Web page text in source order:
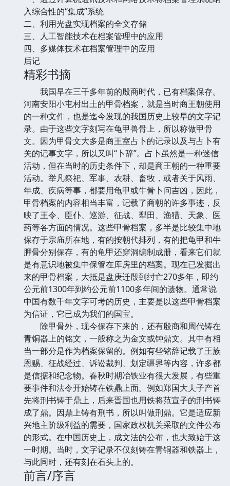
入综合性的“集成”系统
二、利用光盘实现档案的全文存储
三、人工智能技术在档案管理中的应用
四、多媒体技术在档案管理中的应用
后记
精彩书摘
我国早在三千多年前的殷商时代，已有档案保存。
河南安阳小屯村出土的甲骨档案，就是当时商王朝使用
的一种文件，也是迄今发现的我国历史上较早的文字记
录。由于这些文字刻写在龟甲兽骨上，所以称做甲骨
文。因为甲骨文大多是商王室占卜的记录以及与占卜有
关的记事文字，所以又叫“卜辞”。占卜虽然是一种迷信
活动，但在当时的历史条件下，却是商王朝的一种重要
活动。举凡祭祀、军事、农耕、畜牧，或者关于风雨、
年成、疾病等事，都要用龟甲或牛骨卜问吉凶，因此，
甲骨档案的内容相当丰富，记载了商朝的许多事迹，反
映了王令、臣仆、巡游、征战、犁田、渔猎、天象、医
药等各方面的情况。这些甲骨档案，多半是比较集中地
保存于宗庙所在地，有的按朝代排列，有的把龟甲和牛
胛骨分别保存，有的龟甲还穿洞编制成册，看来它们就
是有意识地被集中保管在库房里的档案。现在已发掘出
来的甲骨档案，大抵是盘庚迁殷到纣亡270多年，即约
公元前1300年到约公元前1100多年间的遗物。通常说
中国有数千年文字可考的历史，主要是以这些甲骨档案
为信证，它已成为我们的国宝。
除甲骨外，现今保存下来的，还有殷商和周代铸在
青铜器上的铭文，一般称之为金文或钟鼎文。其中有相
当一部分是作为档案保留的。例如有些铭辞记载了王族
恩赐、征战经过、诉讼裁判、划定疆界等内容，许多都
是信据和纪念物。春秋时期冶铁业有很大发展，有些重
要事件和法令开始铸在铁鼎上面。例如郑国大夫子产首
先将刑书铸于鼎上，后来晋国也用铁将范宣子的刑书铸
成了鼎。因鼎上铸有刑书，所以叫做刑鼎。它是适应新
兴地主阶级利益的需要，国家政权机关采取的文件公布
的形式。在中国历史上，成文法的公布，也大致始于这
一时期。当时，文字记录不仅刻铸在青铜器和铁器上，
与此同时，还有刻在石头上的。
前言/序言